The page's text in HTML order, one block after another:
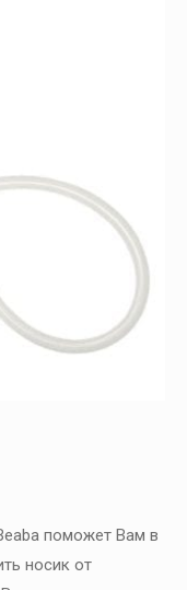
поможет Вам в
носик от